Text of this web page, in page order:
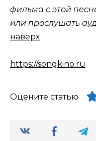
фильма с этой
или прослушать
наверх
https://songkino.ru
Оцените статью